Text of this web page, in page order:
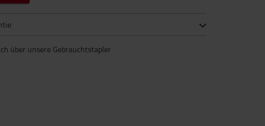
über unsere Gebrauchtstapler